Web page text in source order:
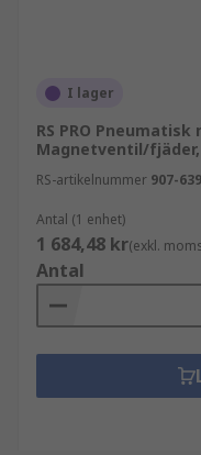
I lager
RS PRO
Magnetventil/fjäder,
RS-artikelnummer 907-
Antal (1 enhet)
1 684,48 kr(exkl.
Antal